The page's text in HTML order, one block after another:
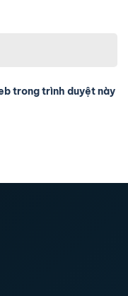
trong trình duyệt này